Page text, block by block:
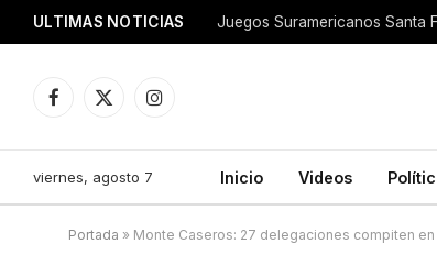
ULTIMAS NOTICIAS Juegos Suramericanos Santa
Facebook
X
Instagram
viernes, agosto 7 Inicio Videos
Portada » Monte Caseros: 27 delegaciones compiten